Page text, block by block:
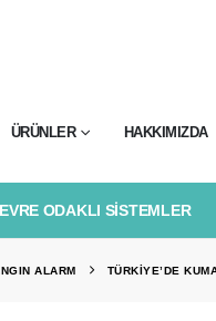
ÜRÜNLER HAKKIMIZDA
ODAKLI SİSTEMLER
ALARM TÜRKIYE’DE